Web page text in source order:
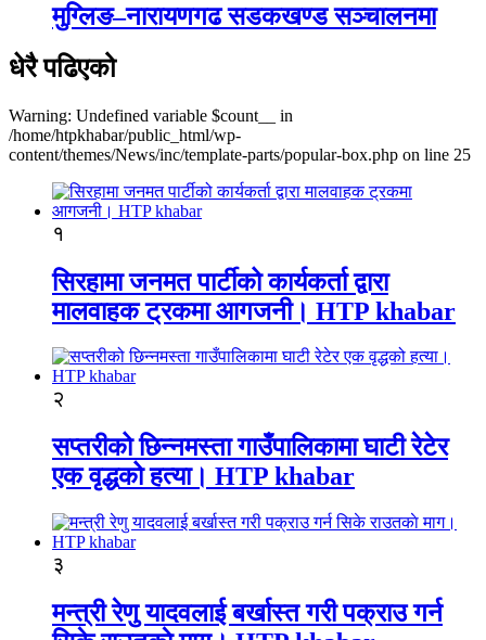
मुग्लिङ–नारायणगढ सडकखण्ड सञ्चालनमा
धेरै पढिएको
Warning: Undefined variable $count__ in
/home/htpkhabar/public_html/wp-
content/themes/News/inc/template-parts/popular-box.php on line 25
१
सिरहामा जनमत पार्टीको कार्यकर्ता द्वारा
मालवाहक ट्रकमा आगजनी। HTP khabar
२
सप्तरीको छिन्नमस्ता गाउँपालिकामा घाटी रेटेर
एक वृद्धको हत्या। HTP khabar
३
मन्त्री रेणु यादवलाई बर्खास्त गरी पक्राउ गर्न